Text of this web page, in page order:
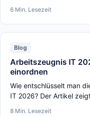
6 Min. Lesezeit
Blog
Arbeitszeugnis IT
einordnen
Wie entschlüsselt man
IT 2026? Der Artikel
8 Min. Lesezeit